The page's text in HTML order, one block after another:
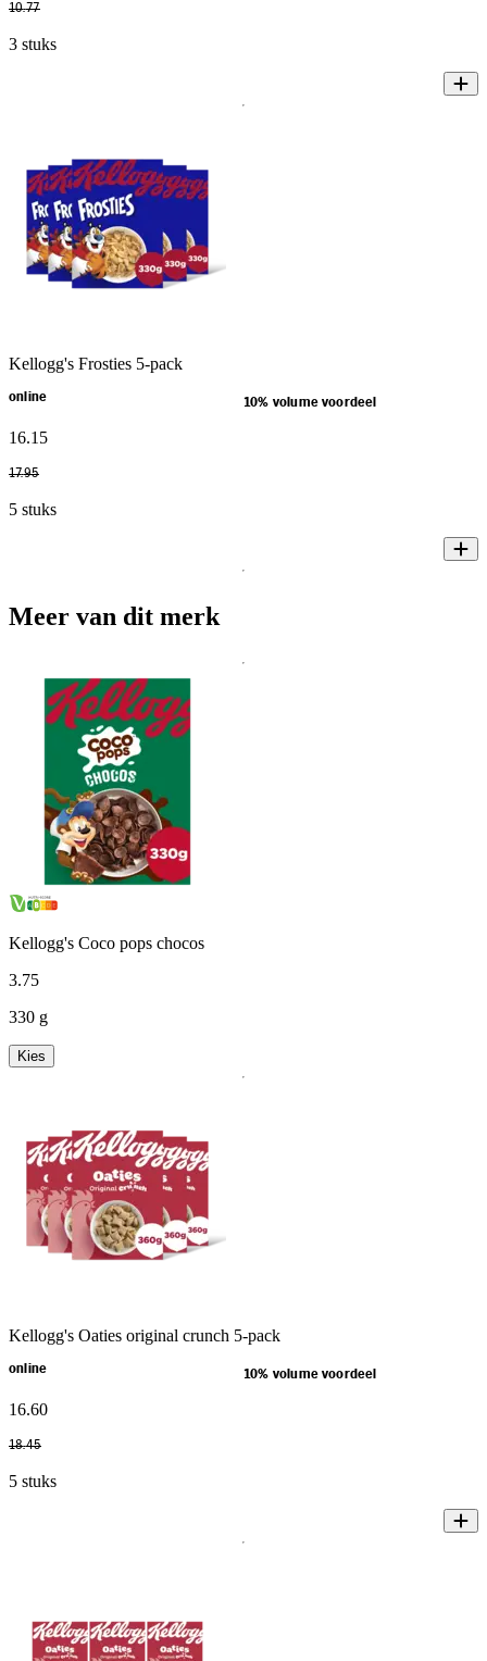
10.77
3 stuks
Kellogg's Frosties 5-pack
online 10% volume voordeel
16.15
17.95
5 stuks
Meer van dit merk
Kellogg's Coco pops chocos
3.75
330 g
Kies
Kellogg's Oaties original crunch 5-pack
online 10% volume voordeel
16.60
18.45
5 stuks